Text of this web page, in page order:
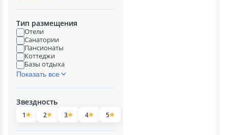
Тип размещения
Отели
Санатории
Пансионаты
Коттеджи
Базы отдыха
Показать все
Звездность
1 2 3 4 5